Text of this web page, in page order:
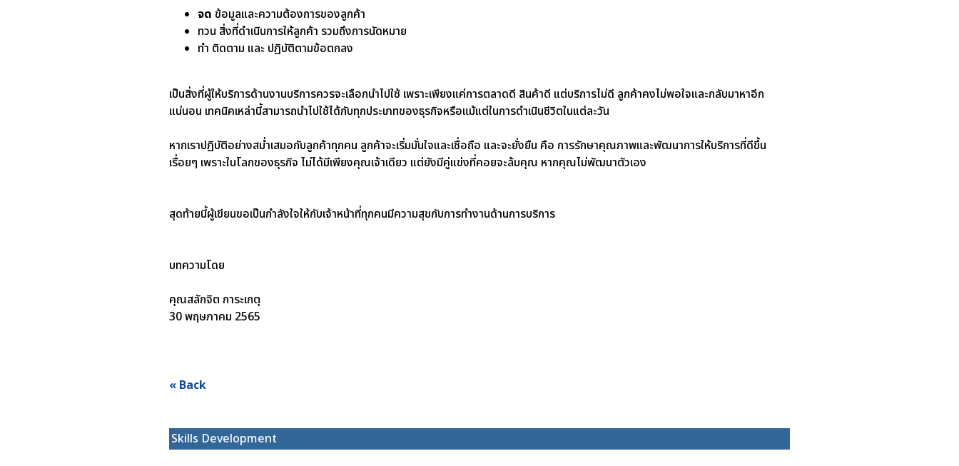
จด ข้อมูลและความต้องการของลูกค้า
ทวน สิ่งที่ดำเนินการให้ลูกค้า รวมถึงการนัดหมาย
ทำ ติดตาม และ ปฏิบัติตามข้อตกลง
เป็นสิ่งที่ผู้ให้บริการด้านงานบริการควรจะเลือกนำไปใช้ เพราะเพียงแค่การตลาดดี สินค้าดี แต่บริการไม่ดี ลูกค้าคงไม่พอใจและกลับมาหาอีก
แน่นอน เทคนิคเหล่านี้สามารถนำไปใช้ได้กับทุกประเภทของธุรกิจหรือแม้แต่ในการดำเนินชีวิตในแต่ละวัน
หากเราปฏิบัติอย่างสม่ำเสมอกับลูกค้าทุกคน ลูกค้าจะเริ่มมั่นใจและเชื่อถือ และจะยั่งยืน คือ การรักษาคุณภาพและพัฒนาการให้บริการที่ดีขึ้น
เรื่อยๆ เพราะในโลกของธุรกิจ ไม่ได้มีเพียงคุณเจ้าเดียว แต่ยังมีคู่แข่งที่คอยจะล้มคุณ หากคุณไม่พัฒนาตัวเอง
สุดท้ายนี้ผู้เขียนขอเป็นกำลังใจให้กับเจ้าหน้าที่ทุกคนมีความสุขกับการทำงานด้านการบริการ
บทความโดย
คุณสลักจิต การะเกตุ
30 พฤษภาคม 2565
« Back
Skills Development